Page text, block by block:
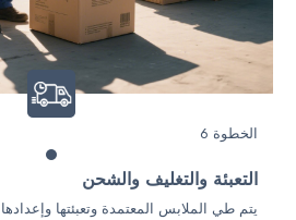
الخطوة 6
التعبئة والتغليف والشحن
يتم طي الملابس المعتمدة وتعبئتها